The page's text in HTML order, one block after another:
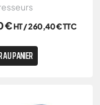
€HT /260,40€TTC
AU PANIER